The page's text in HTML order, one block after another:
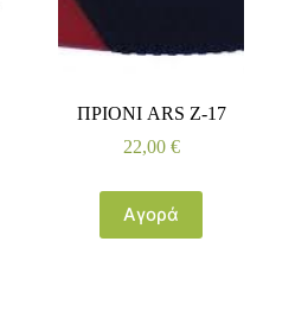
ΠΡΙΟΝΙ ARS Z-17
22,00 €
Αγορά